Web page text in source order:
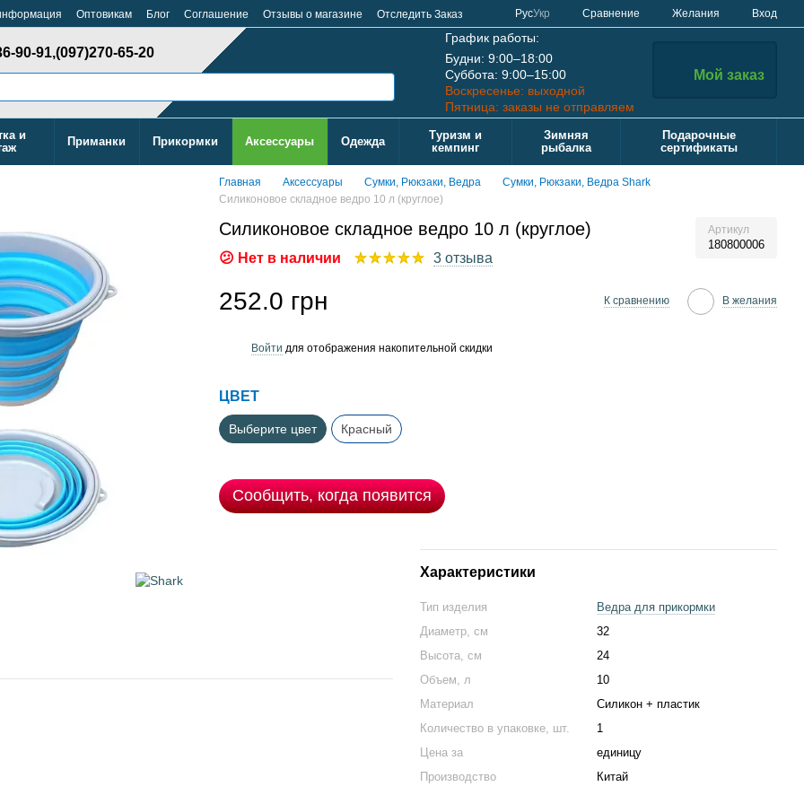
Оптовикам Блог Cоглашение Отзывы о магазине Отследить Заказ РусУкр Сравнение Желания Вход
90-91,(097)270-65-20
График работы:
Будни: 9:00–18:00
Суббота: 9:00–15:00
Воскресенье: выходной
Пятница: заказы не отправляем
Мой заказ
и
Приманки Прикормки Аксессуары Одежда
Туризм и
кемпинг
Зимняя
рыбалка
Подарочные
сертификаты
Главная Аксессуары Сумки, Рюкзаки, Ведра
Сумки, Рюкзаки, Ведра Shark
Силиконовое складное ведро 10 л (круглое)
Силиконовое складное ведро 10 л (круглое) Артикул
180800006
Нет в наличии 3 отзыва
252.0 грн К сравнению В желания
Войти для отображения накопительной скидки
ЦВЕТ
Выберите цвет Красный
Сообщить, когда появится
Характеристики
Тип изделия
Ведра для прикормки
Диаметр, см
32
Высота, см
24
Объем, л
10
Материал
Силикон + пластик
Количество в упаковке, шт.
1
Цена за
единицу
Производство
Китай